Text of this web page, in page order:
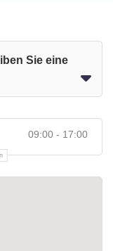
Sie eine
09:00 - 17:00